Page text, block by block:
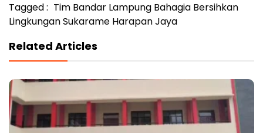
Tagged : Tim Bandar Lampung Bahagia Bersihkan
Lingkungan Sukarame Harapan Jaya
Related Articles